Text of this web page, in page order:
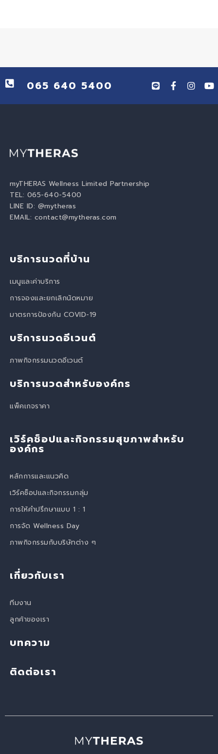
065 640 5400
myTHERAS Wellness Limited Partnership
TEL: 065-640-5400
LINE ID: @mytheras
EMAIL: contact@mytheras.com
บริการนวดที่บ้าน
เมนูและค่าบริการ
การจองและยกเลิกนัดหมาย
มาตรการป้องกัน COVID-19
บริการนวดอีเวนต์
ภาพกิจกรรมนวดอีเวนต์
บริการนวดสำหรับองค์กร
แพ็คเกจราคา
เวิร์คช็อปและกิจกรรมสุขภาพสำหรับ
องค์กร
หลักการและแนวคิด
เวิร์คช็อปและกิจกรรมกลุ่ม
การให้คำปรึกษาแบบ 1 : 1
การจัด Wellness Day
ภาพกิจกรรมกับบริษัทต่าง ๆ
เกี่ยวกับเรา
ทีมงาน
ลูกค้าของเรา
บทความ
ติดต่อเรา